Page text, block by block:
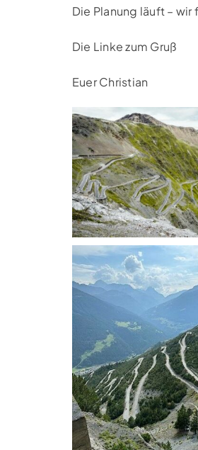
Die Planung läuft – wir
Die Linke zum Gruß
Euer Christian